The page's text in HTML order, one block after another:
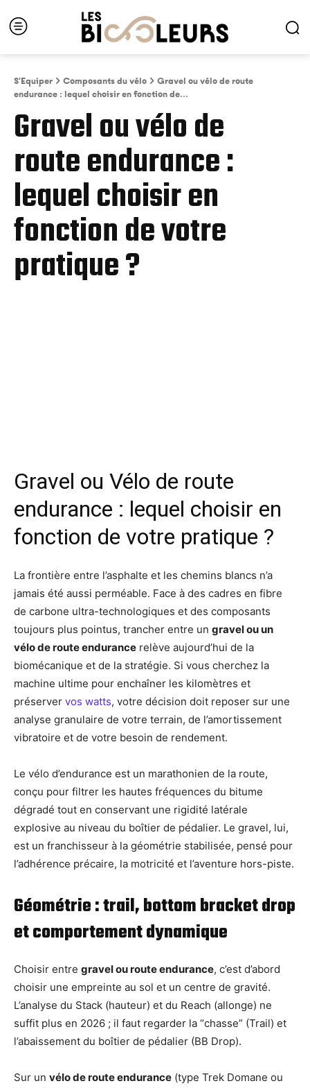
S'Equiper Composants du vélo
Gravel ou vélo de route
endurance : lequel choisir en fonction de...
Gravel ou vélo de
route endurance :
lequel choisir en
fonction de votre
pratique ?
Gravel ou Vélo de route
endurance : lequel choisir en
fonction de votre pratique ?
La frontière entre l’asphalte et les chemins blancs n’a
jamais été aussi perméable. Face à des cadres en fibre
de carbone ultra-technologiques et des composants
toujours plus pointus, trancher entre un gravel ou un
vélo de route endurance relève aujourd’hui de la
biomécanique et de la stratégie. Si vous cherchez la
machine ultime pour enchaîner les kilomètres et
préserver vos watts, votre décision doit reposer sur une
analyse granulaire de votre terrain, de l’amortissement
vibratoire et de votre besoin de rendement.
Le vélo d’endurance est un marathonien de la route,
conçu pour filtrer les hautes fréquences du bitume
dégradé tout en conservant une rigidité latérale
explosive au niveau du boîtier de pédalier. Le gravel, lui,
est un franchisseur à la géométrie stabilisée, pensé pour
l’adhérence précaire, la motricité et l’aventure hors-piste.
Géométrie : trail, bottom bracket drop
et comportement dynamique
Choisir entre gravel ou route endurance, c’est d’abord
choisir une empreinte au sol et un centre de gravité.
L’analyse du Stack (hauteur) et du Reach (allonge) ne
suffit plus en 2026 ; il faut regarder la “chasse” (Trail) et
l’abaissement du boîtier de pédalier (BB Drop).
Sur un vélo de route endurance (type Trek Domane ou